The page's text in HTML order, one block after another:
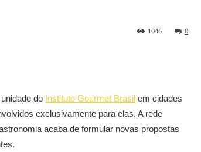
0
1046
do Instituto Gourmet Brasil em cidades
exclusivamente para elas. A rede
acaba de formular novas propostas